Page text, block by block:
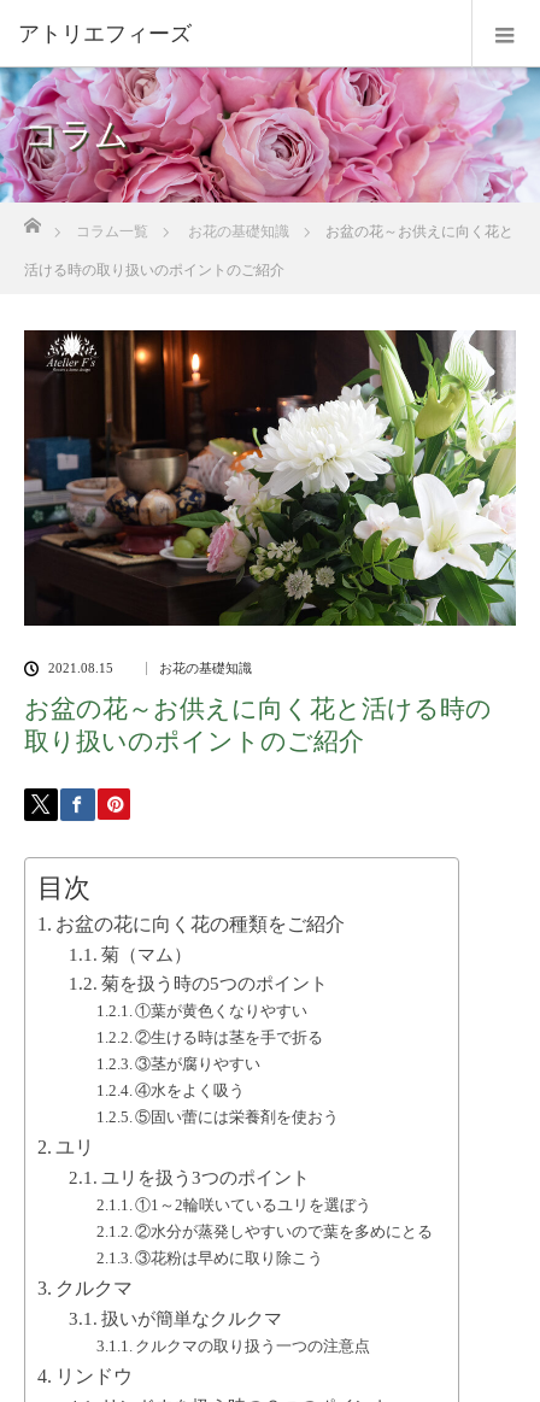
コラム
コラム一覧 お花の基礎知識 お盆の花～お供えに向く花と
活ける時の取り扱いのポイントのご紹介
2021.08.15 お花の基礎知識
お盆の花～お供えに向く花と活ける時の
取り扱いのポイントのご紹介
目次
お盆の花に向く花の種類をご紹介
菊（マム）
菊を扱う時の5つのポイント
①葉が黄色くなりやすい
②生ける時は茎を手で折る
③茎が腐りやすい
④水をよく吸う
⑤固い蕾には栄養剤を使おう
ユリ
ユリを扱う3つのポイント
①1～2輪咲いているユリを選ぼう
②水分が蒸発しやすいので葉を多めにとる
③花粉は早めに取り除こう
クルクマ
扱いが簡単なクルクマ
クルクマの取り扱う一つの注意点
リンドウ